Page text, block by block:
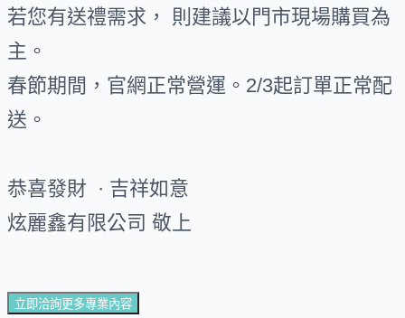
若您有送禮需求， 則建議以門市現場購買為
主。
春節期間，官網正常營運。2/3起訂單正常配
送。
恭喜發財 · 吉祥如意
炫麗鑫有限公司 敬上
立即洽詢更多專業內容